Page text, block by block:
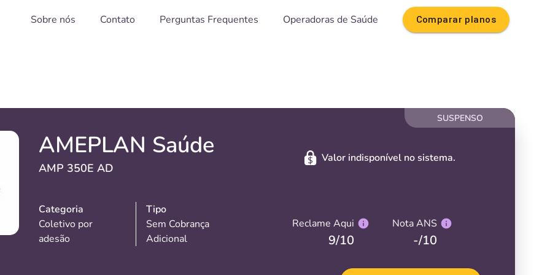
Sobre nós Contato Perguntas Frequentes Operadoras de Saúde Comparar planos
AMEPLAN Saúde
AMP 350E AD
Categoria
Coletivo por
adesão
Tipo
Sem Cobrança
Adicional
Valor indisponível no sistema.
Reclame Aqui
9/10
Nota ANS
-/10
SUSPENSO